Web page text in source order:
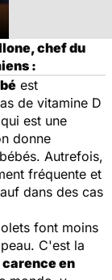
chef du
:
est
de vitamine D
qui est une
donne
Autrefois,
fréquente et
dans des cas
font moins
C'est la
en